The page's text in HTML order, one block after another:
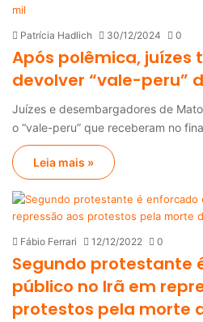
Patrícia Hadlich 30/12/2024 0
Após polêmica, juízes
devolver “vale-peru”
Juízes e desembargadores de
o “vale-peru” que receberam no
Leia mais »
Fábio Ferrari 12/12/2022 0
Segundo protestante
público no Irã em
protestos pela morte